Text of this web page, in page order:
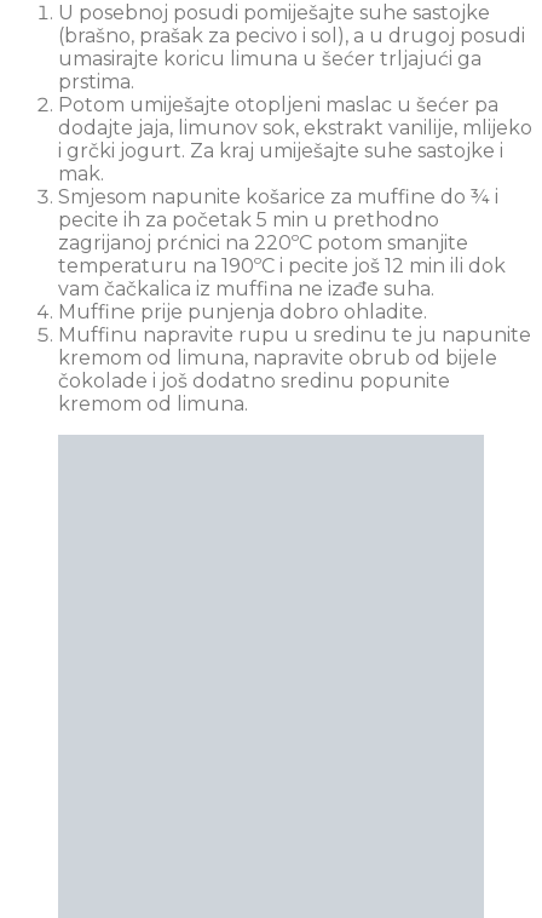
U posebnoj posudi pomiješajte suhe sastojke
(brašno, prašak za pecivo i sol), a u drugoj posudi
umasirajte koricu limuna u šećer trljajući ga
prstima.
Potom umiješajte otopljeni maslac u šećer pa
dodajte jaja, limunov sok, ekstrakt vanilije, mlijeko
i grčki jogurt. Za kraj umiješajte suhe sastojke i
mak.
Smjesom napunite košarice za muffine do ¾ i
pecite ih za početak 5 min u prethodno
zagrijanoj prćnici na 220ºC potom smanjite
temperaturu na 190ºC i pecite još 12 min ili dok
vam čačkalica iz muffina ne izađe suha.
Muffine prije punjenja dobro ohladite.
Muffinu napravite rupu u sredinu te ju napunite
kremom od limuna, napravite obrub od bijele
čokolade i još dodatno sredinu popunite
kremom od limuna.